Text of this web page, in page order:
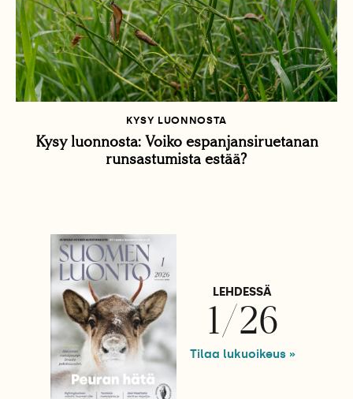
KYSY LUONNOSTA
Kysy luonnosta: Voiko espanjansiruetanan
runsastumista estää?
LEHDESSÄ
1/26
Tilaa lukuoikeus »